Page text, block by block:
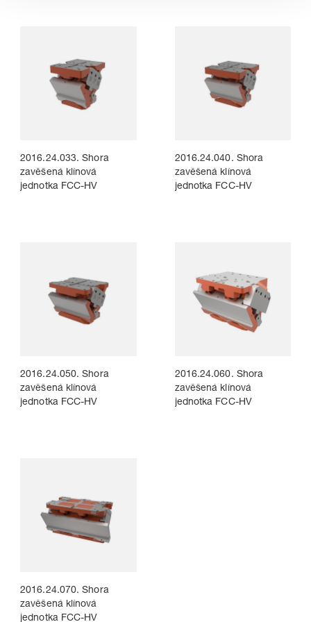
2016.24.033. Shora
zavěšená klínová
jednotka FCC-HV
2016.24.040. Shora
zavěšená klínová
jednotka FCC-HV
2016.24.050. Shora
zavěšená klínová
jednotka FCC-HV
2016.24.060. Shora
zavěšená klínová
jednotka FCC-HV
2016.24.070. Shora
zavěšená klínová
jednotka FCC-HV